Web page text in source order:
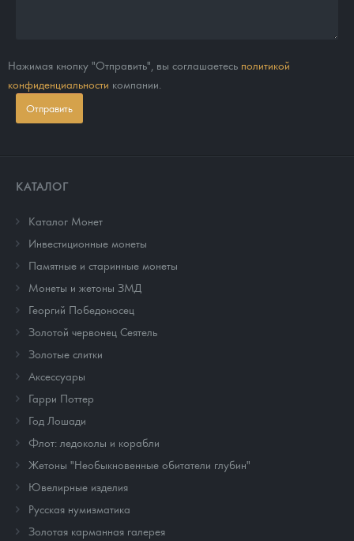
Нажимая кнопку "Отправить", вы соглашаетесь политикой
конфиденциальности компании.
Отправить
КАТАЛОГ
Каталог Монет
Инвестиционные монеты
Памятные и старинные монеты
Монеты и жетоны ЗМД
Георгий Победоносец
Золотой червонец Сеятель
Золотые слитки
Аксессуары
Гарри Поттер
Год Лошади
Флот: ледоколы и корабли
Жетоны "Необыкновенные обитатели глубин"
Ювелирные изделия
Русская нумизматика
Золотая карманная галерея